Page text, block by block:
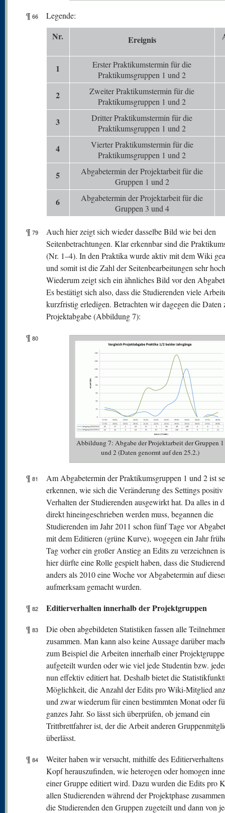
¶ 66 Legende:
Nr. Ereignis
1
Erster Praktikumstermin für die
Praktikumsgruppen 1 und 2
2
Zweiter Praktikumstermin für die
Praktikumsgruppen 1 und 2
3
Dritter Praktikumstermin für die
Praktikumsgruppen 1 und 2
4
Vierter Praktikumstermin für die
Praktikumsgruppen 1 und 2
5
Abgabetermin der Projektarbeit für die
Gruppen 1 und 2
6
Abgabetermin der Projektarbeit für die
Gruppen 3 und 4
¶ 79
Auch hier zeigt sich wieder dasselbe Bild wie bei den
Seitenbetrachtungen. Klar erkennbar sind die
(Nr. 1–4). In den Praktika wurde aktiv mit dem Wiki
und somit ist die Zahl der Seitenbearbeitungen sehr
Wiederum zeigt sich ein ähnliches Bild vor den
Es bestätigt sich also, dass die Studierenden viele
kurzfristig erledigen. Betrachten wir dagegen die Daten
Projektabgabe (Abbildung 7):
¶ 80
Abbildung 7: Abgabe der Projektarbeit der Gruppen 1
und 2 (Daten genormt auf den 25.2.)
¶ 81
Am Abgabetermin der Praktikumsgruppen 1 und 2 ist
erkennen, wie sich die Veränderung des Settings positiv
Verhalten der Studierenden ausgewirkt hat. Da alles in
direkt hineingeschrieben werden muss, begannen die
Studierenden im Jahr 2011 schon fünf Tage vor
mit dem Editieren (grüne Kurve), wogegen ein Jahr
Tag vorher ein großer Anstieg an Edits zu verzeichnen
hier dürfte eine Rolle gespielt haben, dass die
anders als 2010 eine Woche vor Abgabetermin auf
aufmerksam gemacht wurden.
¶ 82 Editierverhalten innerhalb der Projektgruppen
¶ 83
Die oben abgebildeten Statistiken fassen alle
zusammen. Man kann also keine Aussage darüber
zum Beispiel die Arbeiten innerhalb einer Projektgruppe
aufgeteilt wurden oder wie viel jede Studentin bzw.
nun effektiv editiert hat. Deshalb bietet die
Möglichkeit, die Anzahl der Edits pro Wiki-Mitglied
und zwar wiederum für einen bestimmten Monat oder
ganzes Jahr. So lässt sich überprüfen, ob jemand ein
Trittbrettfahrer ist, der die Arbeit anderen
überlässt.
¶ 84
Weiter haben wir versucht, mithilfe des
Kopf herauszufinden, wie heterogen oder homogen
einer Gruppe editiert wird. Dazu wurden die Edits pro
allen Studierenden während der Projektphase
die Studierenden den Gruppen zugeteilt und dann von